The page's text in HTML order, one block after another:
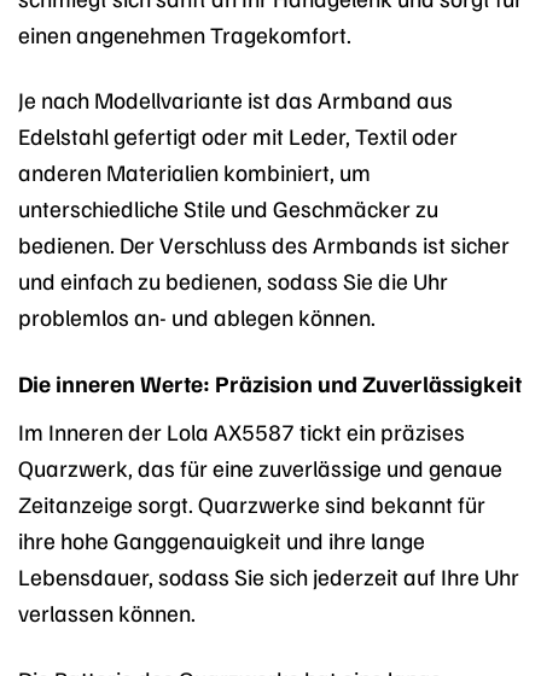
einen angenehmen Tragekomfort.
Je nach Modellvariante ist das Armband aus
Edelstahl gefertigt oder mit Leder, Textil oder
anderen Materialien kombiniert, um
unterschiedliche Stile und Geschmäcker zu
bedienen. Der Verschluss des Armbands ist sicher
und einfach zu bedienen, sodass Sie die Uhr
problemlos an- und ablegen können.
Die inneren Werte: Präzision und Zuverlässigkeit
Im Inneren der Lola AX5587 tickt ein präzises
Quarzwerk, das für eine zuverlässige und genaue
Zeitanzeige sorgt. Quarzwerke sind bekannt für
ihre hohe Ganggenauigkeit und ihre lange
Lebensdauer, sodass Sie sich jederzeit auf Ihre Uhr
verlassen können.